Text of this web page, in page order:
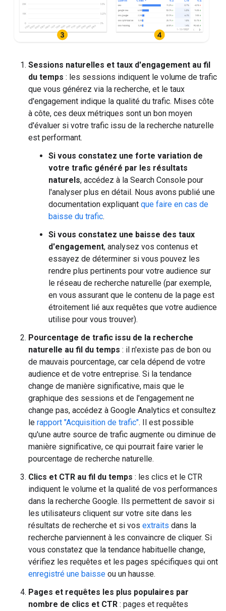
Sessions naturelles et taux d'engagement au fil
du temps : les sessions indiquent le volume de trafic
que vous générez via la recherche, et le taux
d'engagement indique la qualité du trafic. Mises côte
à côte, ces deux métriques sont un bon moyen
d'évaluer si votre trafic issu de la recherche naturelle
est performant.
Si vous constatez une forte variation de
votre trafic généré par les résultats
naturels, accédez à la Search Console pour
l'analyser plus en détail. Nous avons publié une
documentation expliquant que faire en cas de
baisse du trafic.
Si vous constatez une baisse des taux
d'engagement, analysez vos contenus et
essayez de déterminer si vous pouvez les
rendre plus pertinents pour votre audience sur
le réseau de recherche naturelle (par exemple,
en vous assurant que le contenu de la page est
étroitement lié aux requêtes que votre audience
utilise pour vous trouver).
Pourcentage de trafic issu de la recherche
naturelle au fil du temps : il n'existe pas de bon ou
de mauvais pourcentage, car cela dépend de votre
audience et de votre entreprise. Si la tendance
change de manière significative, mais que le
graphique des sessions et de l'engagement ne
change pas, accédez à Google Analytics et consultez
le rapport "Acquisition de trafic". Il est possible
qu'une autre source de trafic augmente ou diminue de
manière significative, ce qui pourrait faire varier le
pourcentage de recherche naturelle.
Clics et CTR au fil du temps : les clics et le CTR
indiquent le volume et la qualité de vos performances
dans la recherche Google. Ils permettent de savoir si
les utilisateurs cliquent sur votre site dans les
résultats de recherche et si vos extraits dans la
recherche parviennent à les convaincre de cliquer. Si
vous constatez que la tendance habituelle change,
vérifiez les requêtes et les pages spécifiques qui ont
enregistré une baisse ou un hausse.
Pages et requêtes les plus populaires par
nombre de clics et CTR : pages et requêtes